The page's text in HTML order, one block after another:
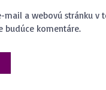
mail a webovú stránku v
budúce komentáre.